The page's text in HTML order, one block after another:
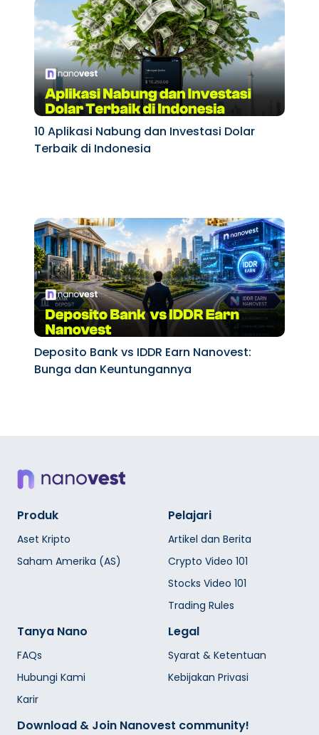
10 Aplikasi Nabung dan Investasi Dolar
Terbaik di Indonesia
Deposito Bank vs IDDR Earn Nanovest:
Bunga dan Keuntungannya
Produk
Aset Kripto
Saham Amerika (AS)
Pelajari
Artikel dan Berita
Crypto Video 101
Stocks Video 101
Trading Rules
Tanya Nano
FAQs
Hubungi Kami
Karir
Legal
Syarat & Ketentuan
Kebijakan Privasi
Download & Join Nanovest community!